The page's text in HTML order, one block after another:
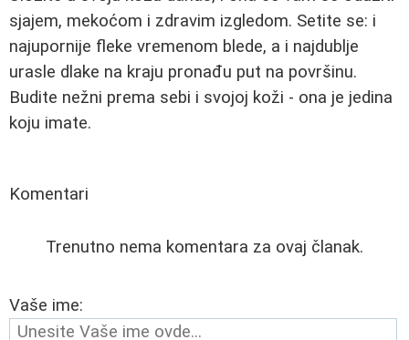
sjajem, mekoćom i zdravim izgledom. Setite se: i
najupornije fleke vremenom blede, a i najdublje
urasle dlake na kraju pronađu put na površinu.
Budite nežni prema sebi i svojoj koži - ona je jedina
koju imate.
Komentari
Trenutno nema komentara za ovaj članak.
Vaše ime: